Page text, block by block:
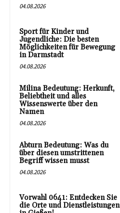
04.08.2026
Sport für Kinder und
Jugendliche: Die besten
Möglichkeiten für Bewegung
in Darmstadt
04.08.2026
Milina Bedeutung: Herkunft,
Beliebtheit und alles
Wissenswerte über den
Namen
04.08.2026
Abturn Bedeutung: Was du
über diesen umstrittenen
Begriff wissen musst
04.08.2026
Vorwahl 0641: Entdecken Sie
die Orte und Dienstleistungen